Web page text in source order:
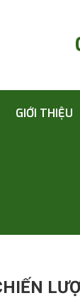
GIỚI THIỆU